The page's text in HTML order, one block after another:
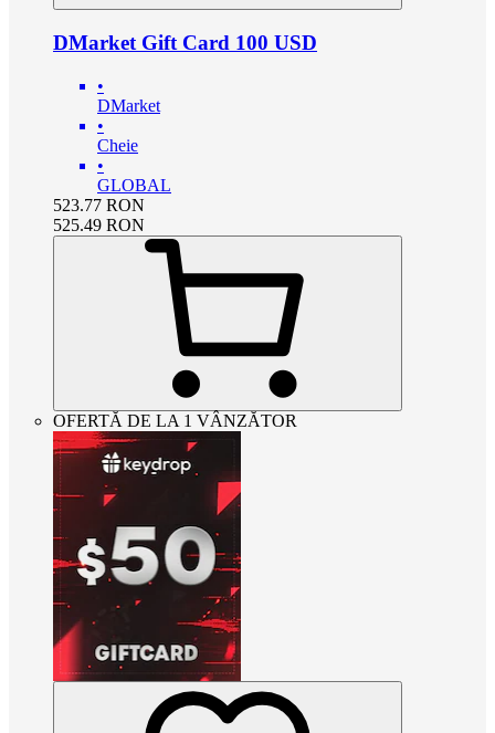
DMarket Gift Card 100 USD
•
DMarket
•
Cheie
•
GLOBAL
523.77 RON
525.49 RON
OFERTĂ DE LA 1 VÂNZĂTOR